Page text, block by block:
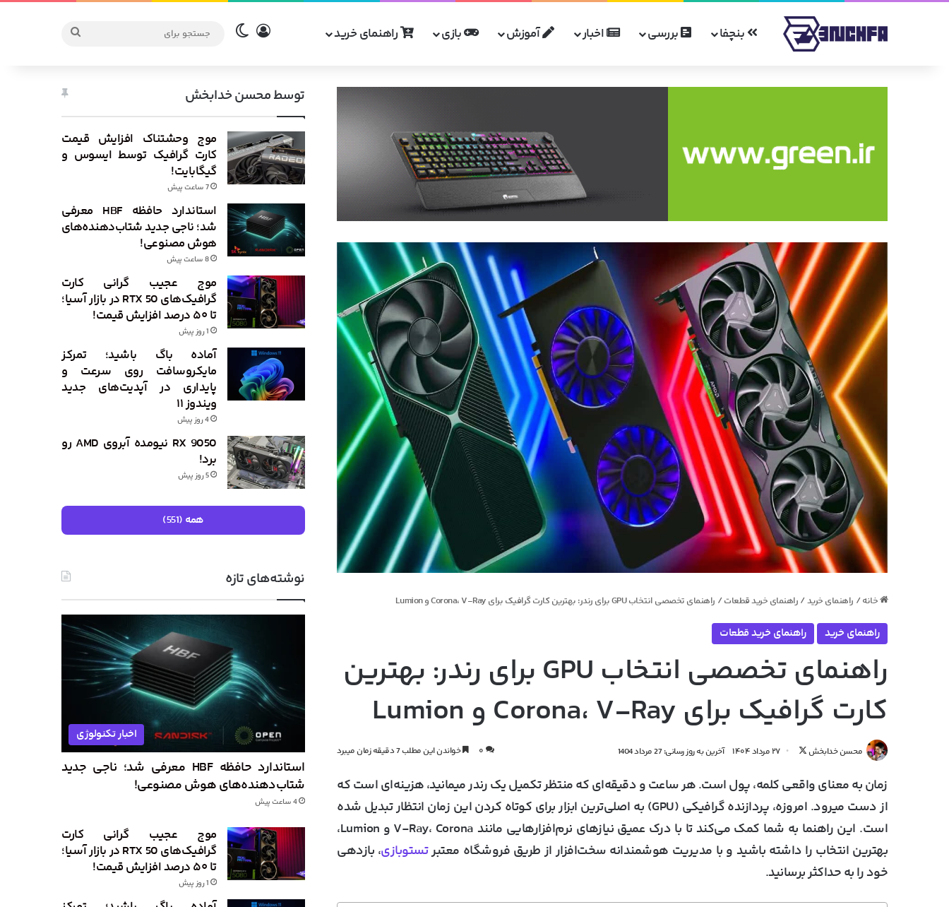
بنچفا بررسی اخبار آموزش بازی راهنمای خرید ورودتغییر پوسته
جستجو
خانه / راهنمای خرید/ راهنمای خرید قطعات / راهنمای تخصصی انتخاب GPU برای رندر: بهترین کارت گرافیک برای Corona، V-Ray و Lumion
راهنمای خرید راهنمای خرید قطعات
راهنمای تخصصی انتخاب GPU برای رندر: بهترین
کارت گرافیک برای Corona، V-Ray و Lumion
محسن خدابخش
دنبال
در
۲۷ مرداد ۱۴۰۴ آخرین به روز رسانی: 27 مرداد 1404 ۰ خواندن این مطلب 7 دقیقه زمان میبرد
زمان به معنای واقعی کلمه، پول است. هر ساعت و دقیقه‌ای که منتظر تکمیل یک رندر میمانید، هزینه‌ای است که
از دست میرود. امروزه، پردازنده گرافیکی (GPU) به اصلی‌ترین ابزار برای کوتاه کردن این زمان انتظار تبدیل شده
است. این راهنما به شما کمک می‌کند تا با درک عمیق نیازهای نرم‌افزارهایی مانند V-Ray، Corona و Lumion،
بهترین انتخاب را داشته باشید و با مدیریت هوشمندانه سخت‌افزار از طریق فروشگاه معتبرتستوبازی، بازدهی
خود را به حداکثر برسانید.
توسط محسن خدابخش
موج وحشتناک افزایش قیمت
کارت گرافیک توسط ایسوس و
گیگابایت!
7 ساعت پیش
استاندارد حافظه HBF معرفی
شد؛ ناجی جدید شتاب‌دهنده‌های
هوش مصنوعی!
8 ساعت پیش
موج عجیب گرانی کارت
گرافیک‌های RTX 50 در بازار آسیا؛
تا ۵۰ درصد افزایش قیمت!
1 روز پیش
آماده باگ باشید؛ تمرکز
مایکروسافت روی سرعت و
پایداری در آپدیت‌های جدید
ویندوز ۱۱
4 روز پیش
RX 9050 نیومده آبروی AMD رو
برد!
5 روز پیش
همه (551)
نوشته‌های تازه
اخبار تکنولوژی
استاندارد حافظه HBF معرفی شد؛ ناجی جدید
شتاب‌دهنده‌های هوش مصنوعی!
4 ساعت پیش
موج عجیب گرانی کارت
گرافیک‌های RTX 50 در بازار آسیا؛
تا ۵۰ درصد افزایش قیمت!
1 روز پیش